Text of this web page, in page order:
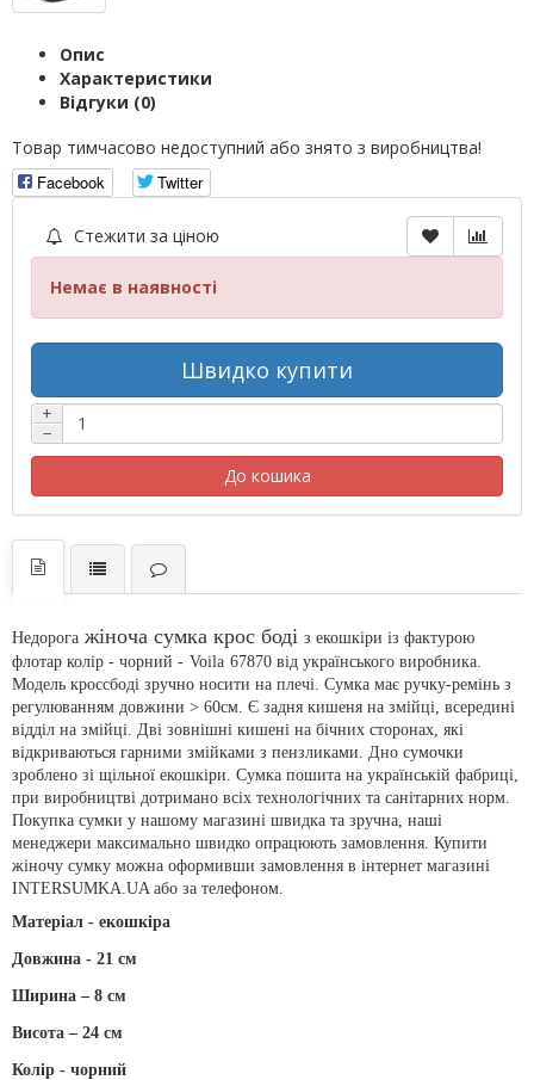
Опис
Характеристики
Відгуки (0)
Товар тимчасово недоступний або знято з виробництва!
Facebook
Twitter
Стежити за ціною
Немає в наявності
Швидко купити
+
−
До кошика
Недорога жіноча сумка крос боді з екошкіри із фактурою
флотар колір - чорний - Voila 67870 від українського виробника.
Модель кроссбоді зручно носити на плечі. Сумка має ручку-ремінь з
регулюванням довжини > 60см. Є задня кишеня на змійці, всередині
відділ на змійці. Дві зовнішні кишені на бічних сторонах, які
відкриваються гарними змійками з пензликами. Дно сумочки
зроблено зі щільної екошкіри. Сумка пошита на українській фабриці,
при виробництві дотримано всіх технологічних та санітарних норм.
Покупка сумки у нашому магазині швидка та зручна, наші
менеджери максимально швидко опрацюють замовлення. Купити
жіночу сумку можна оформивши замовлення в інтернет магазині
INTERSUMKA.UA або за телефоном.
Матеріал - екошкіра
Довжина - 21 см
Ширина – 8 см
Висота – 24 см
Колір - чорний